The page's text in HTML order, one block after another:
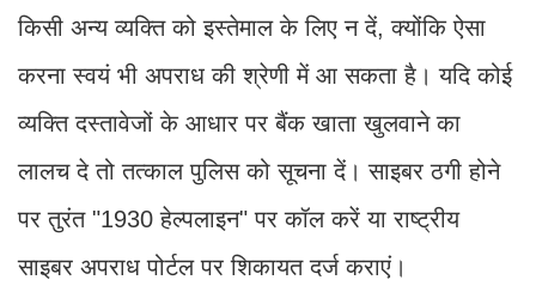
किसी अन्य व्यक्ति को इस्तेमाल के लिए न दें, क्योंकि ऐसा
करना स्वयं भी अपराध की श्रेणी में आ सकता है। यदि कोई
व्यक्ति दस्तावेजों के आधार पर बैंक खाता खुलवाने का
लालच दे तो तत्काल पुलिस को सूचना दें। साइबर ठगी होने
पर तुरंत "1930 हेल्पलाइन" पर कॉल करें या राष्ट्रीय
साइबर अपराध पोर्टल पर शिकायत दर्ज कराएं।